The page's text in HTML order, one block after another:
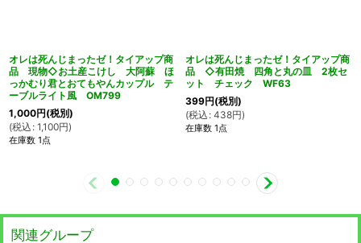
オレは死んじまったゼ！タイアップ商
品 現物◇お土産こけし 大阿蘇 ほ
っかむり君とおてもやんカップル テ
ーブルライト風 OM799
1,000円(税別)
(税込 : 1,100円)
在庫数 1点
オレは死んじまったゼ！タイアップ商
品 ◇有田焼 四角と丸の皿 2枚セ
ット チェック WF63
399円(税別)
(税込 : 438円)
在庫数 1点
関連グループ